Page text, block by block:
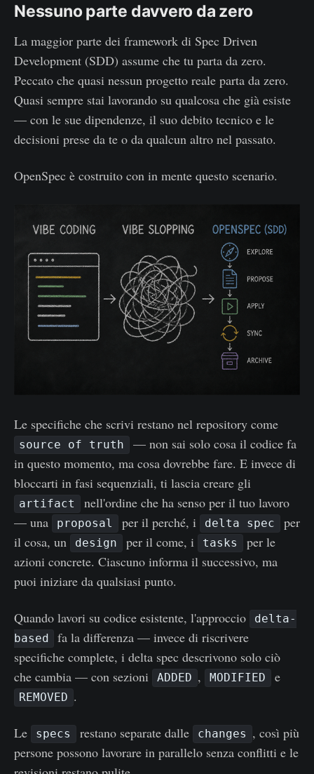
Nessuno parte davvero da zero
La maggior parte dei framework di Spec Driven
Development (SDD) assume che tu parta da zero.
Peccato che quasi nessun progetto reale parta da zero.
Quasi sempre stai lavorando su qualcosa che già esiste
— con le sue dipendenze, il suo debito tecnico e le
decisioni prese da te o da qualcun altro nel passato.
OpenSpec è costruito con in mente questo scenario.
Le specifiche che scrivi restano nel repository come
source of truth
— non sai solo cosa il codice fa
in questo momento, ma cosa dovrebbe fare. E invece di
bloccarti in fasi sequenziali, ti lascia creare gli
artifact
nell'ordine che ha senso per il tuo lavoro
— una
proposal per il perché, i delta spec
per
il cosa, un
design per il come, i tasks
per le
azioni concrete. Ciascuno informa il successivo, ma
puoi iniziare da qualsiasi punto.
Quando lavori su codice esistente, l'approccio
delta-
based
fa la differenza — invece di riscrivere
specifiche complete, i delta spec descrivono solo ciò
che cambia — con sezioni
ADDED , MODIFIED e
REMOVED .
Le specs restano separate dalle changes , così più
persone possono lavorare in parallelo senza conflitti e le